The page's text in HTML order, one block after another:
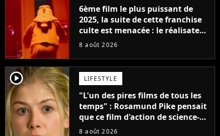
6ème film le plus puissant de
2025, la suite de cette franchise
culte est menacée : le réalisateur
claque la porte pour "différends
8 août 2026
player2 LIFESTYLE
"L'un des pires films de tous les
temps" : Rosamund Pike pensait
que ce film d'action de science-
fiction avec Dwayne Johnson
8 août 2026